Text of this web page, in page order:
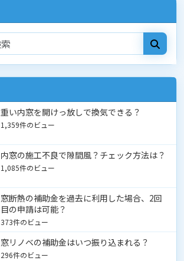
重い内窓を開けっ放しで換気できる？
1,359件のビュー
内窓の施工不良で隙間風？チェック方法は？
1,085件のビュー
窓断熱の補助金を過去に利用した場合、2回
目の申請は可能？
373件のビュー
窓リノベの補助金はいつ振り込まれる？
296件のビュー